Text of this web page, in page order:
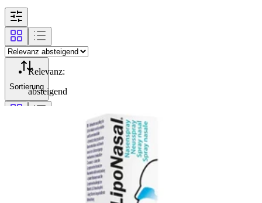
Sortierung
Relevanz:
absteigend